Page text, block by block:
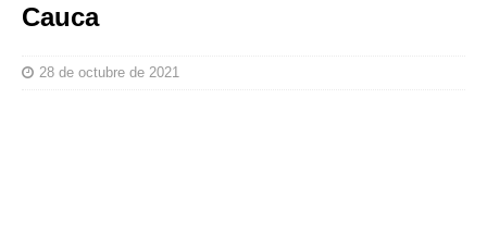
Cauca
28 de octubre de 2021